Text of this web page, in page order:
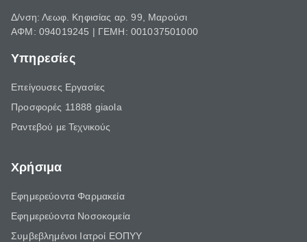
Δ/νση: Λεωφ. Κηφισίας αρ. 99, Μαρούσι
ΑΦΜ: 094019245 | ΓΕΜΗ: 001037501000
Υπηρεσίες
Επείγουσες Εργασίες
Προσφορές 11888 giaola
Ραντεβού με Τεχνικούς
Χρήσιμα
Εφημερεύοντα Φαρμακεία
Εφημερεύοντα Νοσοκομεία
Συμβεβλημένοι Ιατροί ΕΟΠΥΥ